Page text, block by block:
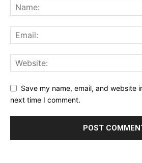
Save my name, email, and website
next time I comment.